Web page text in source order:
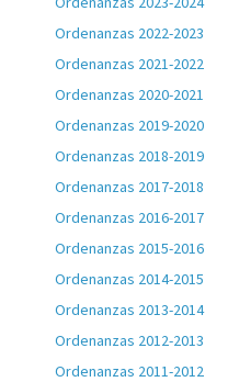
Ordenanzas 2022-2023
Ordenanzas 2021-2022
Ordenanzas 2020-2021
Ordenanzas 2019-2020
Ordenanzas 2018-2019
Ordenanzas 2017-2018
Ordenanzas 2016-2017
Ordenanzas 2015-2016
Ordenanzas 2014-2015
Ordenanzas 2013-2014
Ordenanzas 2012-2013
Ordenanzas 2011-2012